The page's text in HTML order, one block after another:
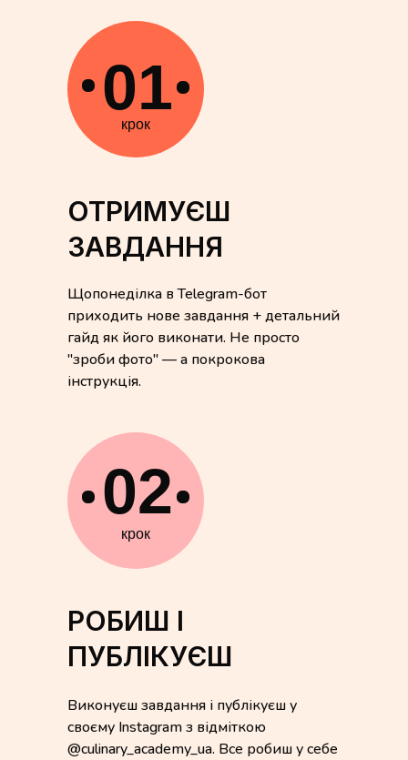
01
крок
Щопонеділка в Telegram-бот
приходить нове завдання + детальний
гайд як його виконати. Не просто
"зроби фото" — а покрокова
інструкція.
ОТРИМУЄШ
ЗАВДАННЯ
02
крок
Виконуєш завдання і публікуєш у
своєму Instagram з відміткою
@culinary_academy_ua. Все робиш у себе
РОБИШ І
ПУБЛІКУЄШ